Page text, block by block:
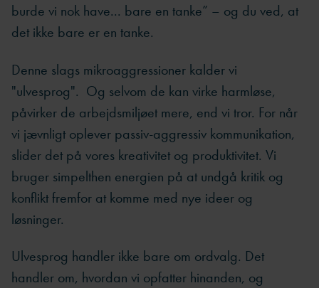
burde vi nok have... bare en tanke” – og du ved, at
det ikke bare er en tanke.
Denne slags mikroaggressioner kalder vi
"ulvesprog". Og selvom de kan virke harmløse,
påvirker de arbejdsmiljøet mere, end vi tror. For når
vi jævnligt oplever passiv-aggressiv kommunikation,
slider det på vores kreativitet og produktivitet. Vi
bruger simpelthen energien på at undgå kritik og
konflikt fremfor at komme med nye ideer og
løsninger.
Ulvesprog handler ikke bare om ordvalg. Det
handler om, hvordan vi opfatter hinanden, og